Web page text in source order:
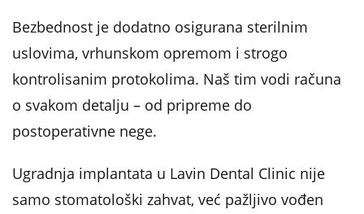
Bezbednost je dodatno osigurana sterilnim
uslovima, vrhunskom opremom i strogo
kontrolisanim protokolima. Naš tim vodi računa
o svakom detalju – od pripreme do
postoperativne nege.
Ugradnja implantata u Lavin Dental Clinic nije
samo stomatološki zahvat, već pažljivo vođen